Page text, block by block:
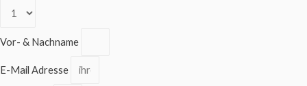
Vor- & Nachname
E-Mail Adresse